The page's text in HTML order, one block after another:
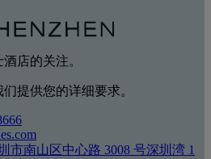
店的关注。
提供您的详细要求。
市南山区中心路 3008 号深圳湾 1